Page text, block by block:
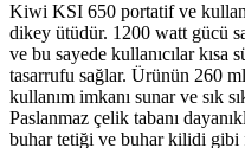
Kiwi KSI 650 portatif ve
dikey ütüdür. 1200 watt gücü
ve bu sayede kullanıcılar kısa
tasarrufu sağlar. Ürünün 260
kullanım imkanı sunar ve sık
Paslanmaz çelik tabanı
buhar tetiği ve buhar kilidi gibi